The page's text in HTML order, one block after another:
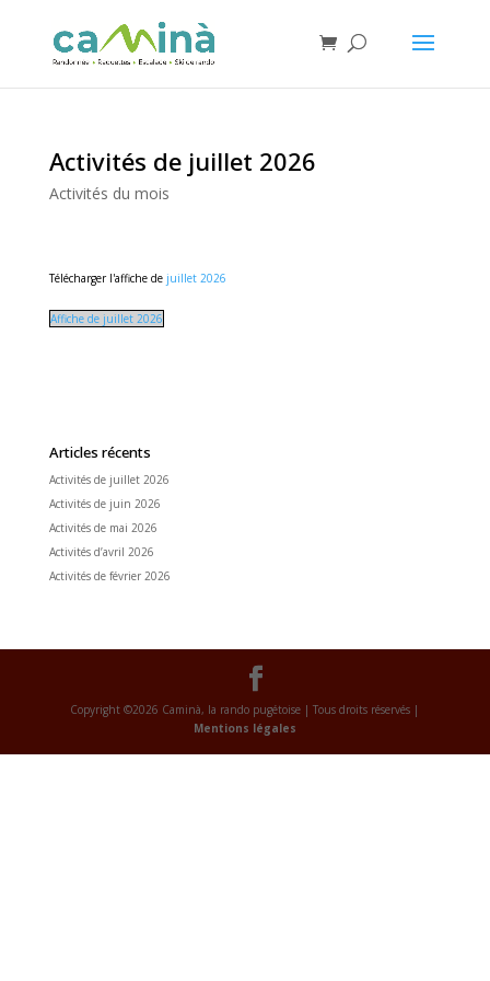
Activités de juillet 2026
Activités du mois
Télécharger l'affiche de juillet 2026
Affiche de juillet 2026
Articles récents
Activités de juillet 2026
Activités de juin 2026
Activités de mai 2026
Activités d’avril 2026
Activités de février 2026
Copyright ©2026 Caminà, la rando pugétoise | Tous droits réservés |
Mentions légales